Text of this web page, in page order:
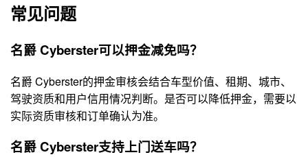
常见问题
名爵 Cyberster可以押金减免吗？
名爵 Cyberster的押金审核会结合车型价值、租期、城市、
驾驶资质和用户信用情况判断。是否可以降低押金，需要以
实际资质审核和订单确认为准。
名爵 Cyberster支持上门送车吗？